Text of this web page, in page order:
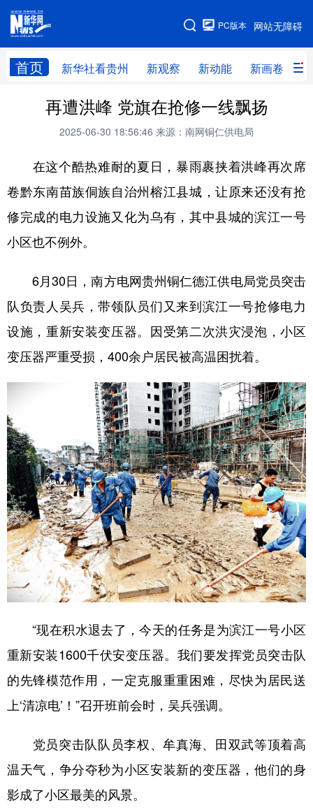
网站无障碍
PC版本
首页 新华社看贵州 新观察 新动能 新画卷
网站地图
新华社看贵州 新观察 新动能 新画卷
贵州要闻 贵州领导 人事
专题 访谈 直播 视频
畅游贵州 数字贵州 律动贵州 健康贵州
光影贵州 部门之窗 县区直达 企业速递
融媒联播
六盘水 毕节 铜仁 黔东南
黔南 黔西南
地方频道
天津 河北 山西
吉林 上海 江苏
浙江 安徽 福建 江西
山东 河南 湖北 湖南
广东 广西 海南 重庆
四川 贵州 云南 西藏
陕西 甘肃 青海 宁夏
新疆 内蒙古 黑龙江
多语种频道
English Español Français عربى
Русский язык 日本語
Deutsch Português
再遭洪峰 党旗在抢修一线飘扬
2025-06-30 18:56:46 来源：南网铜仁供电局
在这个酷热难耐的夏日，暴雨裹挟着洪峰再次席
卷黔东南苗族侗族自治州榕江县城，让原来还没有抢
修完成的电力设施又化为乌有，其中县城的滨江一号
小区也不例外。
6月30日，南方电网贵州铜仁德江供电局党员突击
队负责人吴兵，带领队员们又来到滨江一号抢修电力
设施，重新安装变压器。因受第二次洪灾浸泡，小区
变压器严重受损，400余户居民被高温困扰着。
“现在积水退去了，今天的任务是为滨江一号小区
重新安装1600千伏安变压器。我们要发挥党员突击队
的先锋模范作用，一定克服重重困难，尽快为居民送
上‘清凉电’！”召开班前会时，吴兵强调。
党员突击队队员李权、牟真海、田双武等顶着高
温天气，争分夺秒为小区安装新的变压器，他们的身
影成了小区最美的风景。